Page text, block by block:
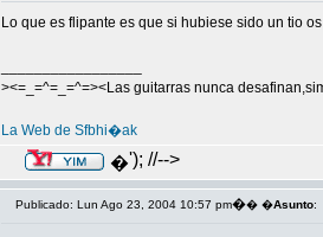
Lo que es flipante es que si hubiese sido un tio
><=_=^=_=^=><Las guitarras nunca
La Web de Sfbhi�ak
�'); //-->
Publicado: Lun Ago 23, 2004 10:57 pm�� �Asunto: